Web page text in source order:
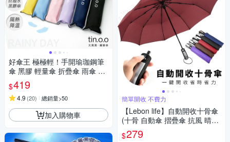
好傘王 極極輕！手開瑜珈鋼筆
傘 黑膠 輕量傘 折疊傘 雨傘 晴
雨兩用 夜光條
$419
4.9 (20) 總銷量>50
加入購物車
簡單開收 不費力
【Lebon life】自動開收十骨傘
(十骨 自動傘 摺疊傘 抗風 晴雨
傘 三折傘 雨傘)
$279